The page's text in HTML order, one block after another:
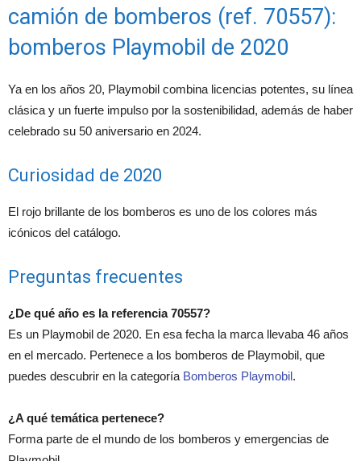
camión de bomberos (ref. 70557):
bomberos Playmobil de 2020
Ya en los años 20, Playmobil combina licencias potentes, su línea
clásica y un fuerte impulso por la sostenibilidad, además de haber
celebrado su 50 aniversario en 2024.
Curiosidad de 2020
El rojo brillante de los bomberos es uno de los colores más
icónicos del catálogo.
Preguntas frecuentes
¿De qué año es la referencia 70557?
Es un Playmobil de 2020. En esa fecha la marca llevaba 46 años
en el mercado. Pertenece a los bomberos de Playmobil, que
puedes descubrir en la categoría Bomberos Playmobil.
¿A qué temática pertenece?
Forma parte de el mundo de los bomberos y emergencias de